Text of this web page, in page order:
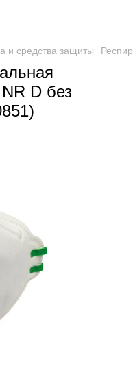
и средства защиты
D без